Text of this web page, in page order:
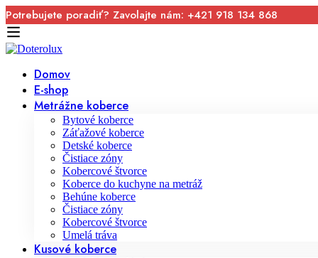
Potrebujete poradiť? Zavolajte nám: +421 918 134 868
Domov
E-shop
Metrážne koberce
Bytové koberce
Záťažové koberce
Detské koberce
Čistiace zóny
Kobercové štvorce
Koberce do kuchyne na metráž
Behúne koberce
Čistiace zóny
Kobercové štvorce
Umelá tráva
Kusové koberce